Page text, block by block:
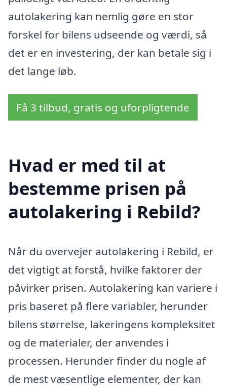
autolakering kan nemlig gøre en stor
forskel for bilens udseende og værdi, så
det er en investering, der kan betale sig i
det lange løb.
Få 3 tilbud, gratis og uforpligtende
Hvad er med til at
bestemme prisen på
autolakering i Rebild?
Når du overvejer autolakering i Rebild, er
det vigtigt at forstå, hvilke faktorer der
påvirker prisen. Autolakering kan variere i
pris baseret på flere variabler, herunder
bilens størrelse, lakeringens kompleksitet
og de materialer, der anvendes i
processen. Herunder finder du nogle af
de mest væsentlige elementer, der kan